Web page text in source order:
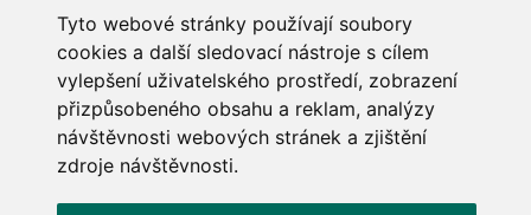
Tyto webové stránky používají soubory
cookies a další sledovací nástroje s cílem
vylepšení uživatelského prostředí, zobrazení
přizpůsobeného obsahu a reklam, analýzy
návštěvnosti webových stránek a zjištění
zdroje návštěvnosti.